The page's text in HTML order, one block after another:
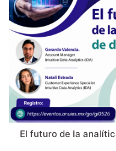
El futuro de la